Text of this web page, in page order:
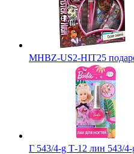
MHBZ-US2-HIT25
Г 543/4-g Т-12 лин 543/